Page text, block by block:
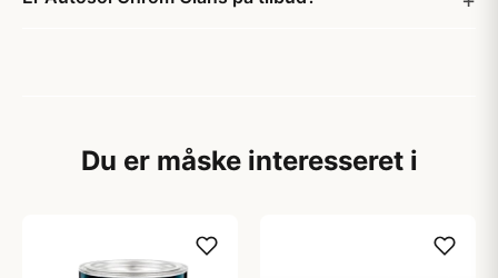
Du er måske interesseret i